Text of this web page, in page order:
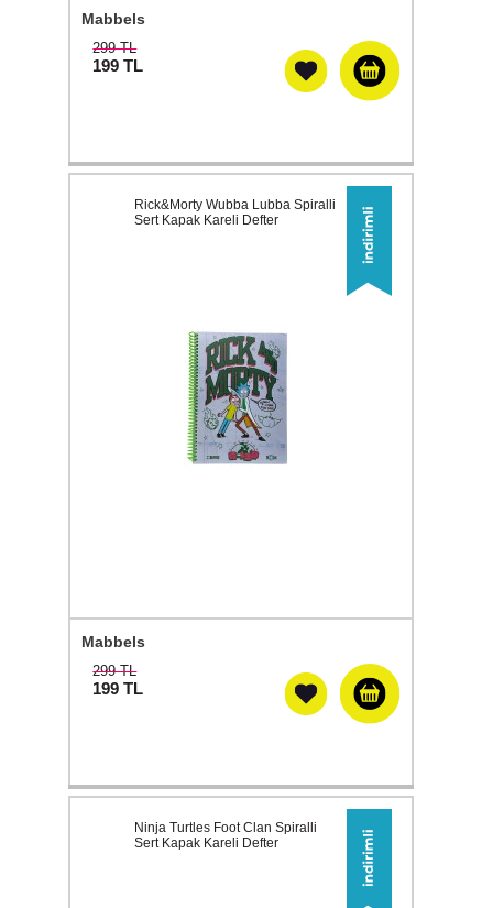
Mabbels
299 TL
199TL
Rick&Morty Wubba Lubba Spiralli
Sert Kapak Kareli Defter
Mabbels
299 TL
199TL
Ninja Turtles Foot Clan Spiralli
Sert Kapak Kareli Defter